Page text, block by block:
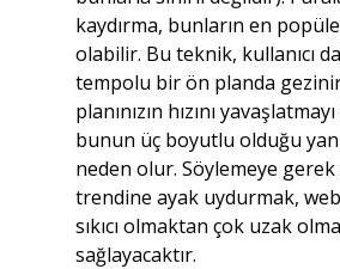
kaydırma, bunların en
olabilir. Bu teknik, kullanıcı
tempolu bir ön planda
planınızın hızını
bunun üç boyutlu olduğu
neden olur. Söylemeye gerek
trendine ayak uydurmak,
sıkıcı olmaktan çok uzak
sağlayacaktır.